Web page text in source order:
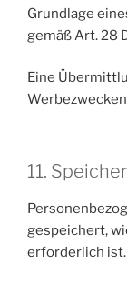
Grundlage
gemäß Art. 28
Eine
11.
gespeichert,
erforderlich ist.